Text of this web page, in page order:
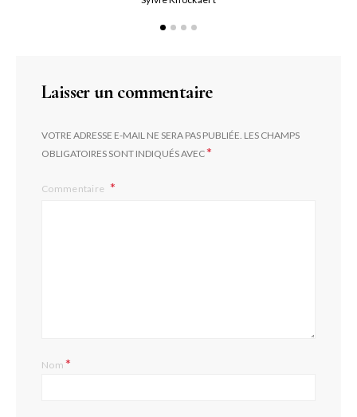
Laisser un commentaire
VOTRE ADRESSE E-MAIL NE SERA PAS PUBLIÉE. LES CHAMPS
OBLIGATOIRES SONT INDIQUÉS AVEC*
Commentaire
Nom*